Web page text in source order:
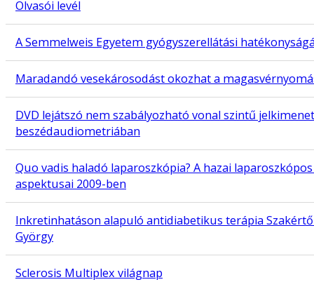
Olvasói levél
A Semmelweis Egyetem gyógyszerellátási
Maradandó vesekárosodást okozhat a
DVD lejátszó nem szabályozható vonal szintű
beszédaudiometriában
Quo vadis haladó laparoszkópia? A hazai
aspektusai 2009-ben
Inkretinhatáson alapuló antidiabetikus terápia
György
Sclerosis Multiplex világnap